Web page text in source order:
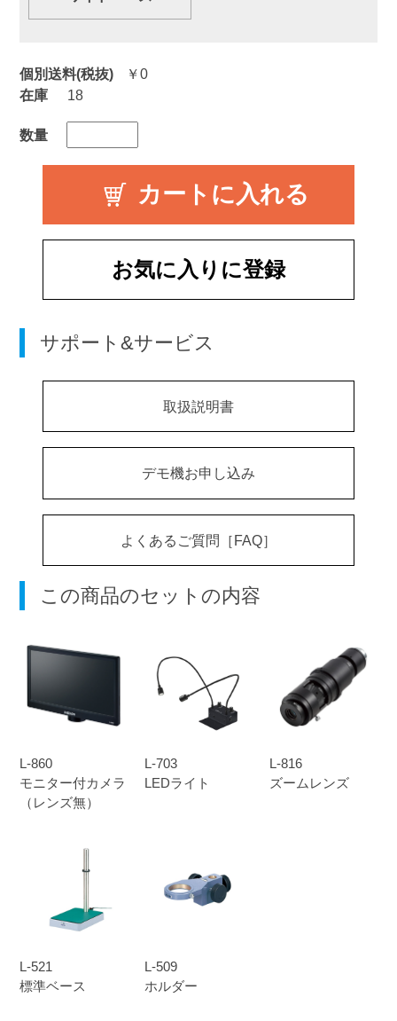
個別送料(税抜) ￥0
在庫 18
数量
お気に入りに登録
サポート&サービス
取扱説明書
デモ機お申し込み
よくあるご質問［FAQ］
この商品のセットの内容
L-860
モニター付カメラ
（レンズ無）
L-703
LEDライト
L-816
ズームレンズ
L-521
標準ベース
L-509
ホルダー